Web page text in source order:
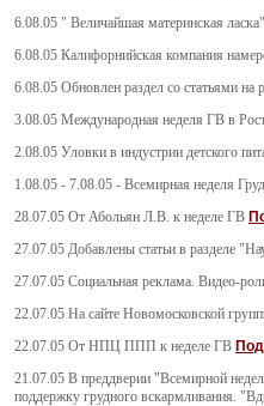
6.08.05 " Величайшая материнская
6.08.05 Калифорнийская компания
6.08.05 Обновлен раздел со статьями на
3.08.05 Международная неделя ГВ в
2.08.05 Уловки в индустрии детского
1.08.05 - 7.08.05 - Всемирная неделя
28.07.05 От Абольян Л.В. к неделе ГВ
27.07.05 Добавлены статьи в разделе
27.07.05 Социальная реклама. Видео-
22.07.05 На сайте Новомосковской
22.07.05 От НПЦ ППП к неделе ГВ
21.07.05 В преддверии "Всемирной
поддержку грудного вскармливания.